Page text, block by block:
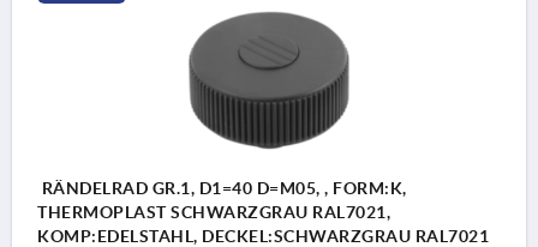
RÄNDELRAD GR.1, D1=40 D=M05, , FORM:K,
THERMOPLAST SCHWARZGRAU RAL7021,
KOMP:EDELSTAHL, DECKEL:SCHWARZGRAU RAL7021